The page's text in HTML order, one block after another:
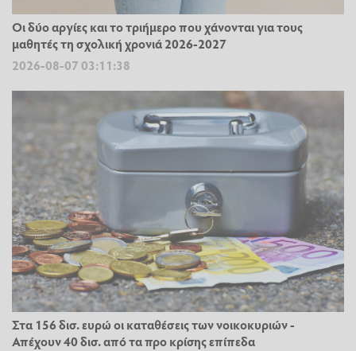
Οι δύο αργίες και το τριήμερο που χάνονται για τους
μαθητές τη σχολική χρονιά 2026-2027
2026-08-07 03:11:38
Στα 156 δισ. ευρώ οι καταθέσεις των νοικοκυριών -
Απέχουν 40 δισ. από τα προ κρίσης επίπεδα